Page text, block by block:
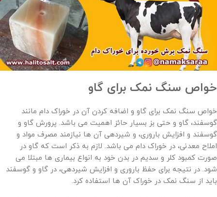
خواص سنگ نمک برای گاو
خواص سنگ نمک برای گاو و اضافه کردن آن در خوراک دام مانند
گوسفند، گاو و حتی بز بسیار حائز اهمیت می باشد. پرورش گاو و
گوسفند و افزایش باروری، و شیردهی آن ها نیازمند مصرف مواد و
املاح معدنی، در خوراک دام می باشد. لازم به ذکر است که گاو در
صورت کمبود کلر و سدیم در بدن خود به انواع بیماری ها مبتلا می
شود. در نتیجه برای حفظ باروری و افزایش شیردهی، در گاو و گوسفند
باید از سنگ نمک در خوراک آن ها استفاده کرد.